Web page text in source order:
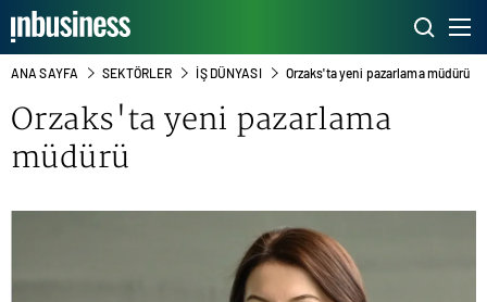
ANA SAYFA SEKTÖRLER İŞ DÜNYASI Orzaks'ta yeni pazarlama müdürü
Orzaks'ta yeni pazarlama
müdürü